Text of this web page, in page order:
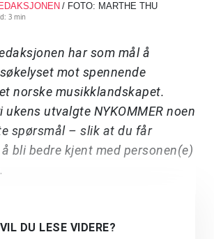
/ FOTO: MARTHE THU
3 min
har som mål å
mot spennende
norske musikklandskapet.
ukens utvalgte NYKOMMER noen
spørsmål – slik at du får
bli bedre kjent med personen(e)
VIL DU LESE VIDERE?